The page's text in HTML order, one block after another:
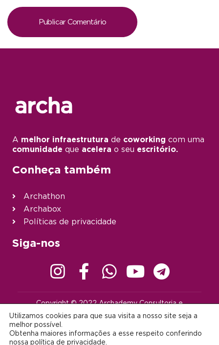
A melhor infraestrutura de coworking com uma
comunidade que acelera o seu escritório.
Conheça também
Archathon
Archabox
Políticas de privacidade
Siga-nos
Copyright © 2022 Archademy Consultoria e
reservados |contato@archademy.com.br |
Desenvolvido por:
Utilizamos cookies para que sua visita a nosso site seja a
melhor possível.
Obtenha maiores informações a esse respeito conferindo
nossa política de privacidade